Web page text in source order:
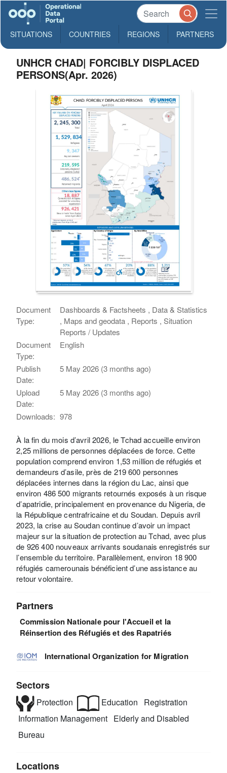
SITUATIONS COUNTRIES REGIONS PARTNERS
UNHCR CHAD| FORCIBLY DISPLACED
PERSONS(Apr. 2026)
Document
Type:
Dashboards & Factsheets , Data & Statistics
, Maps and geodata , Reports , Situation
Reports / Updates
Document
Type:
English
Publish
Date:
5 May 2026 (3 months ago)
Upload
Date:
5 May 2026 (3 months ago)
Downloads: 978
À la fin du mois d’avril 2026, le Tchad accueille environ
2,25 millions de personnes déplacées de force. Cette
population comprend environ 1,53 million de réfugiés et
demandeurs d’asile, près de 219 600 personnes
déplacées internes dans la région du Lac, ainsi que
environ 486 500 migrants retournés exposés à un risque
d’apatridie, principalement en provenance du Nigeria, de
la République centrafricaine et du Soudan. Depuis avril
2023, la crise au Soudan continue d’avoir un impact
majeur sur la situation de protection au Tchad, avec plus
de 926 400 nouveaux arrivants soudanais enregistrés sur
l’ensemble du territoire. Parallèlement, environ 18 900
réfugiés camerounais bénéficient d’une assistance au
retour volontaire.
Partners
Commission Nationale pour l'Accueil et la
Réinsertion des Réfugiés et des Rapatriés
International Organization for Migration
Sectors
Protection Education
Registration
Information Management Elderly and Disabled
Bureau
Locations